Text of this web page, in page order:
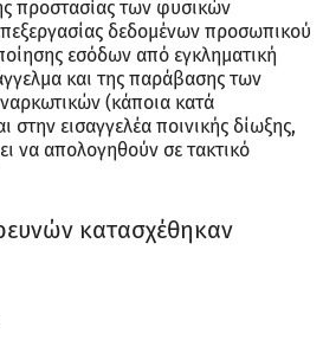
προστασίας των φυσικών
δεδομένων προσωπικού
εσόδων από εγκληματική
και της παράβασης των
(κάποια κατά
εισαγγελέα ποινικής δίωξης,
να απολογηθούν σε τακτικό
κατασχέθηκαν